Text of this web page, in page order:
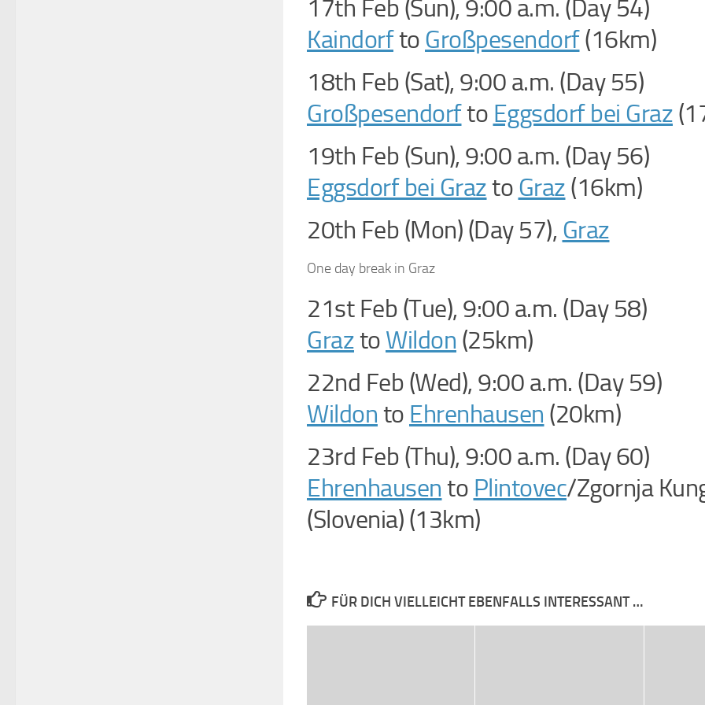
17th Feb (Sun), 9:00 a.m. (Day 54)
Kaindorfto Großpesendorf(16km)
18th Feb (Sat), 9:00 a.m. (Day 55)
Großpesendorfto Eggsdorf bei Graz
19th Feb (Sun), 9:00 a.m. (Day 56)
Eggsdorf bei Grazto Graz (16km)
20th Feb (Mon) (Day 57), Graz
One day break in Graz
21st Feb (Tue), 9:00 a.m. (Day 58)
Grazto Wildon (25km)
22nd Feb (Wed), 9:00 a.m. (Day 59)
Wildon to Ehrenhausen (20km)
23rd Feb (Thu), 9:00 a.m. (Day 60)
Ehrenhausen to Plintovec/Zgornja
(Slovenia) (13km)
FÜR DICH VIELLEICHT EBENFALLS INTERESSANT …